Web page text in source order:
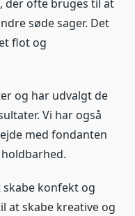
der ofte bruges til at
søde sager. Det
flot og
og har udvalgt de
Vi har også
med fondanten
konfekt og
at skabe kreative og